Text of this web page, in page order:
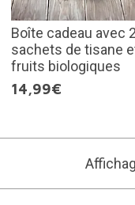
Boîte cadeau avec
sachets de tisane
fruits biologiques
14,99€